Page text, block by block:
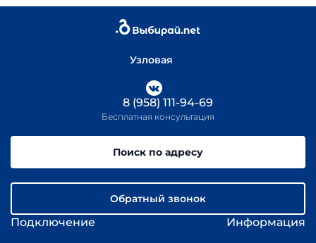
Узловая
Подключение Информация
8 (958) 111-94-69
Бесплатная консультация
Поиск по адресу
Обратный звонок